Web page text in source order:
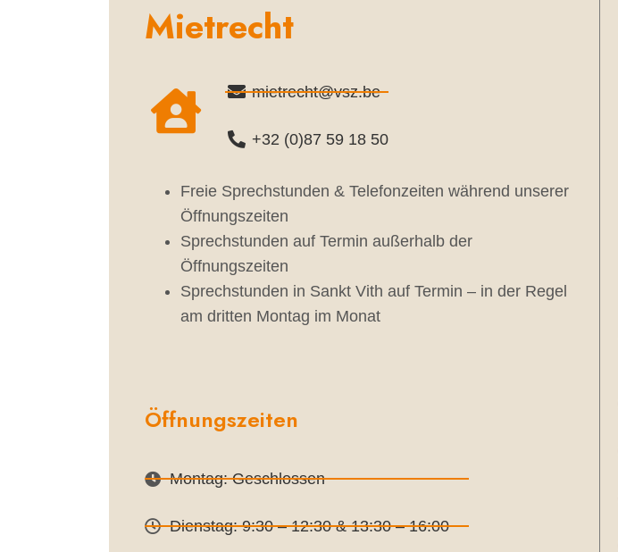
Mietrecht
mietrecht@vsz.be
+32 (0)87 59 18 50
Freie Sprechstunden & Telefonzeiten während unserer
Öffnungszeiten
Sprechstunden auf Termin außerhalb der
Öffnungszeiten
Sprechstunden in Sankt Vith auf Termin – in der Regel
am dritten Montag im Monat
Öffnungszeiten
Montag: Geschlossen
Dienstag: 9:30 – 12:30 & 13:30 – 16:00